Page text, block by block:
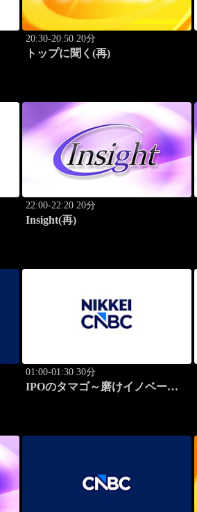
20:30-20:50 20分
トップに聞く(再)
22:00-22:20 20分
Insight(再)
01:00-01:30 30分
IPOのタマゴ～磨けイノベーシ